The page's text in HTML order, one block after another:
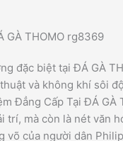
GÀ THOMO rg8369
đặc biệt tại ĐÁ GÀ
và không khí sôi
Đẳng Cấp Tại ĐÁ GÀ
mà còn là nét văn
võ của người dân